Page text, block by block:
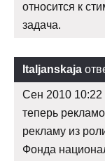
относится к
задача.
Italjanskaja
Сен 2010 10:22
теперь
рекламу из
Фонда